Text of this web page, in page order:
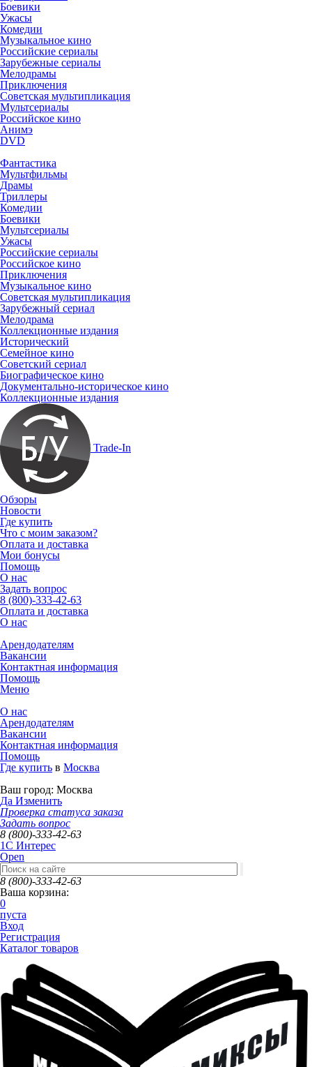
Боевики
Ужасы
Комедии
Музыкальное кино
Российские сериалы
Зарубежные сериалы
Мелодрамы
Приключения
Советская мультипликация
Мультсериалы
Российское кино
Анимэ
DVD
Фантастика
Мультфильмы
Драмы
Триллеры
Комедии
Боевики
Мультсериалы
Ужасы
Российские сериалы
Российское кино
Приключения
Музыкальное кино
Советская мультипликация
Зарубежный сериал
Мелодрама
Коллекционные издания
Исторический
Семейное кино
Советский сериал
Биографическое кино
Документально-историческое кино
Коллекционные издания
Trade-In
Обзоры
Новости
Где купить
Что с моим заказом?
Оплата и доставка
Мои бонусы
Помощь
О нас
Задать вопрос
8 (800)-333-42-63
Оплата и доставка
О нас
Арендодателям
Вакансии
Контактная информация
Помощь
Меню
О нас
Арендодателям
Вакансии
Контактная информация
Помощь
Где купить в Москва
Ваш город: Москва
Да Изменить
Проверка статуса заказа
Задать вопрос
8 (800)-333-42-63
1C Интерес
Open
8 (800)-333-42-63
Ваша корзина:
0
пуста
Вход
Регистрация
Каталог товаров